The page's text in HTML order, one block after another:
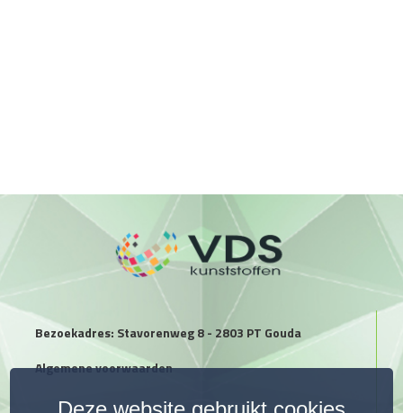
Bezoekadres: Stavorenweg 8 - 2803 PT Gouda
Algemene voorwaarden